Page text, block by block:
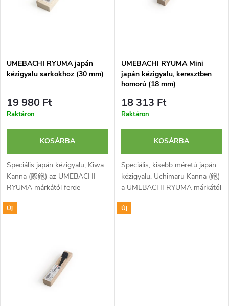
k
r
e
n
d
e
k
e
k
l
i
s
t
UMEBACHI RYUMA japán
kézigyalu sarkokhoz (30 mm)
19 980 Ft
Raktáron
KOSÁRBA
Speciális japán kézigyalu, Kiwa
Kanna (際鉋) az UMEBACHI
RYUMA márkától ferde
pengével a gyalutest szélén.
Sarkok belső részének L-alakú
UMEBACHI RYUMA Mini
japán kézigyalu, keresztben
homorú (18 mm)
18 313 Ft
Raktáron
KOSÁRBA
Speciális, kisebb méretű japán
kézigyalu, Uchimaru Kanna (鉋)
a UMEBACHI RYUMA márkától
homorú gyalutesttel és
pengével főként fa (pl.
Új Új